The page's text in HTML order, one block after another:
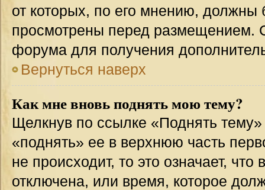
от которых, по его мнению, должны
просмотрены перед размещением.
форума для получения
Вернуться наверх
Как мне вновь поднять мою тему?
Щелкнув по ссылке «Поднять
«поднять» ее в верхнюю часть
не происходит, то это означает,
отключена, или время, которое